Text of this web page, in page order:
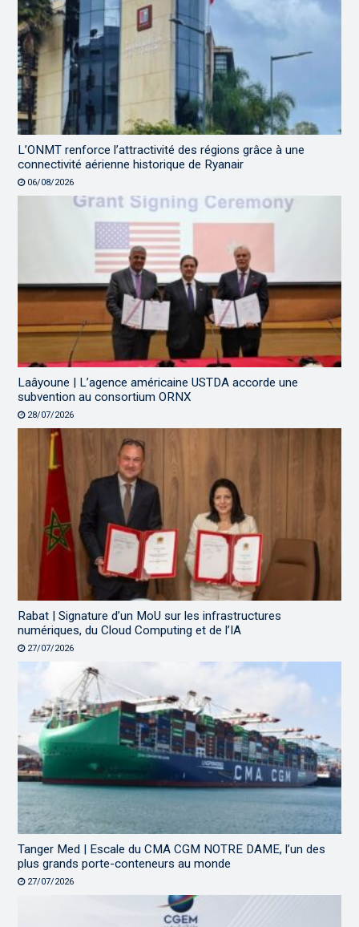
L’ONMT renforce l’attractivité des régions grâce à une
connectivité aérienne historique de Ryanair
06/08/2026
Laâyoune | L’agence américaine USTDA accorde une
subvention au consortium ORNX
28/07/2026
Rabat | Signature d’un MoU sur les infrastructures
numériques, du Cloud Computing et de l’IA
27/07/2026
Tanger Med | Escale du CMA CGM NOTRE DAME, l’un des
plus grands porte-conteneurs au monde
27/07/2026